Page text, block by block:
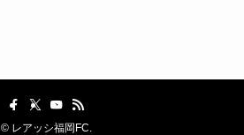
©レアッシ福岡FC.